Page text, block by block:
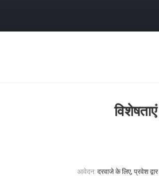
विशेषताएं
आवेदन: दरवाजे के लिए, प्रवेश द्वार